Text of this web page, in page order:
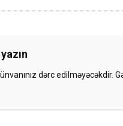
dərc edilməyəcəkdir.